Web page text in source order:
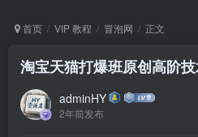
首页 VIP 教程 冒泡网 正文
淘宝天猫打爆班原创高阶
adminHY
2年前发布